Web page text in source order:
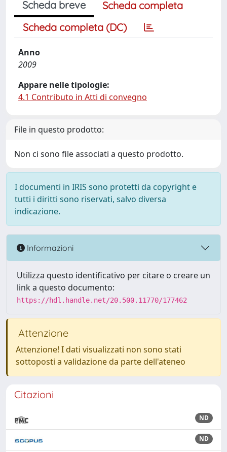
Scheda breve
Scheda completa
Scheda completa (DC)
Anno
2009
Appare nelle tipologie:
4.1 Contributo in Atti di convegno
File in questo prodotto:
Non ci sono file associati a questo prodotto.
I documenti in IRIS sono protetti da copyright e
tutti i diritti sono riservati, salvo diversa
indicazione.
Informazioni
Utilizza questo identificativo per citare o creare un
link a questo documento:
https://hdl.handle.net/20.500.11770/177462
Attenzione
Attenzione! I dati visualizzati non sono stati
sottoposti a validazione da parte dell'ateneo
Citazioni
ND
ND